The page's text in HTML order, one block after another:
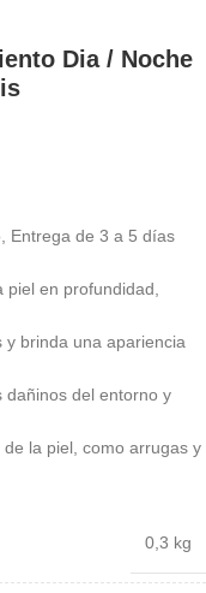
Dia / Noche
Entrega de 3 a 5 días
en profundidad,
brinda una apariencia
dañinos del entorno y
la piel, como arrugas y
0,3 kg